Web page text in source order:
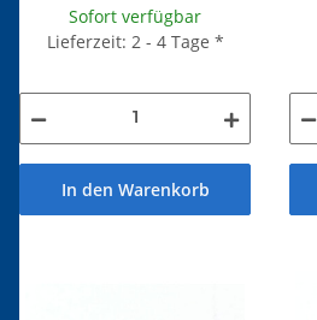
Sofort verfügbar
Lieferzeit: 2 - 4 Tage *
In den Warenkorb